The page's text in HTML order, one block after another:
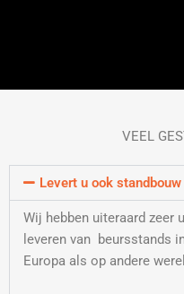
VEEL
Levert u ook
Wij hebben uiteraard zeer
leveren van beursstands
Europa als op andere